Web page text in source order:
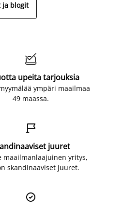
ja blogit

upeita tarjouksia
ympäri maailmaa
49 maassa.

juuret
maailmanlaajuinen yritys,
skandinaaviset juuret.
